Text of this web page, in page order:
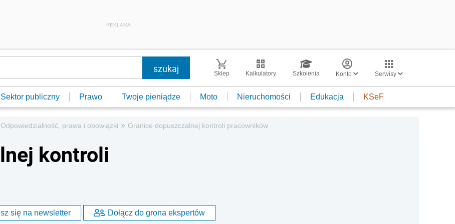
REKLAMA
Sklep Kalkulatory Szkolenia Konto Serwisy
Sektor publiczny Prawo Twoje pieniądze Moto Nieruchomości Edukacja KSeF
Odpowiedzialność, prawa i obowiązki » Granice dopuszczalnej kontroli pracowników
kontroli
się na newsletter Dołącz do grona ekspertów